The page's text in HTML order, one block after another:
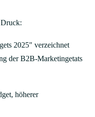
2025" verzeichnet
der B2B-Marketingetats
höherer